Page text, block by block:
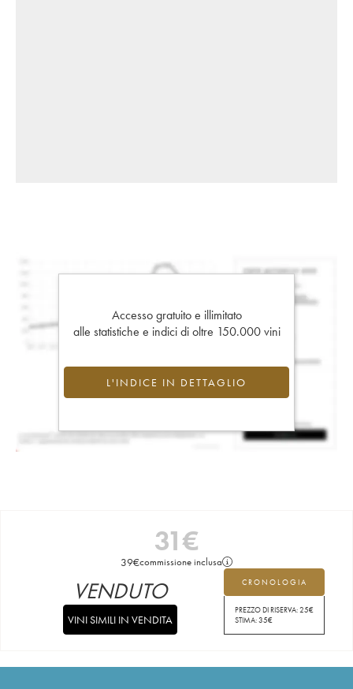
Accesso gratuito e illimitato
alle statistiche e indici di oltre 150.000 vini
L'INDICE IN DETTAGLIO
31€
39€commissione inclusa
CRONOLOGIA
PREZZO DI RISERVA:25€
STIMA:35€
VENDUTO
VINI SIMILI IN VENDITA